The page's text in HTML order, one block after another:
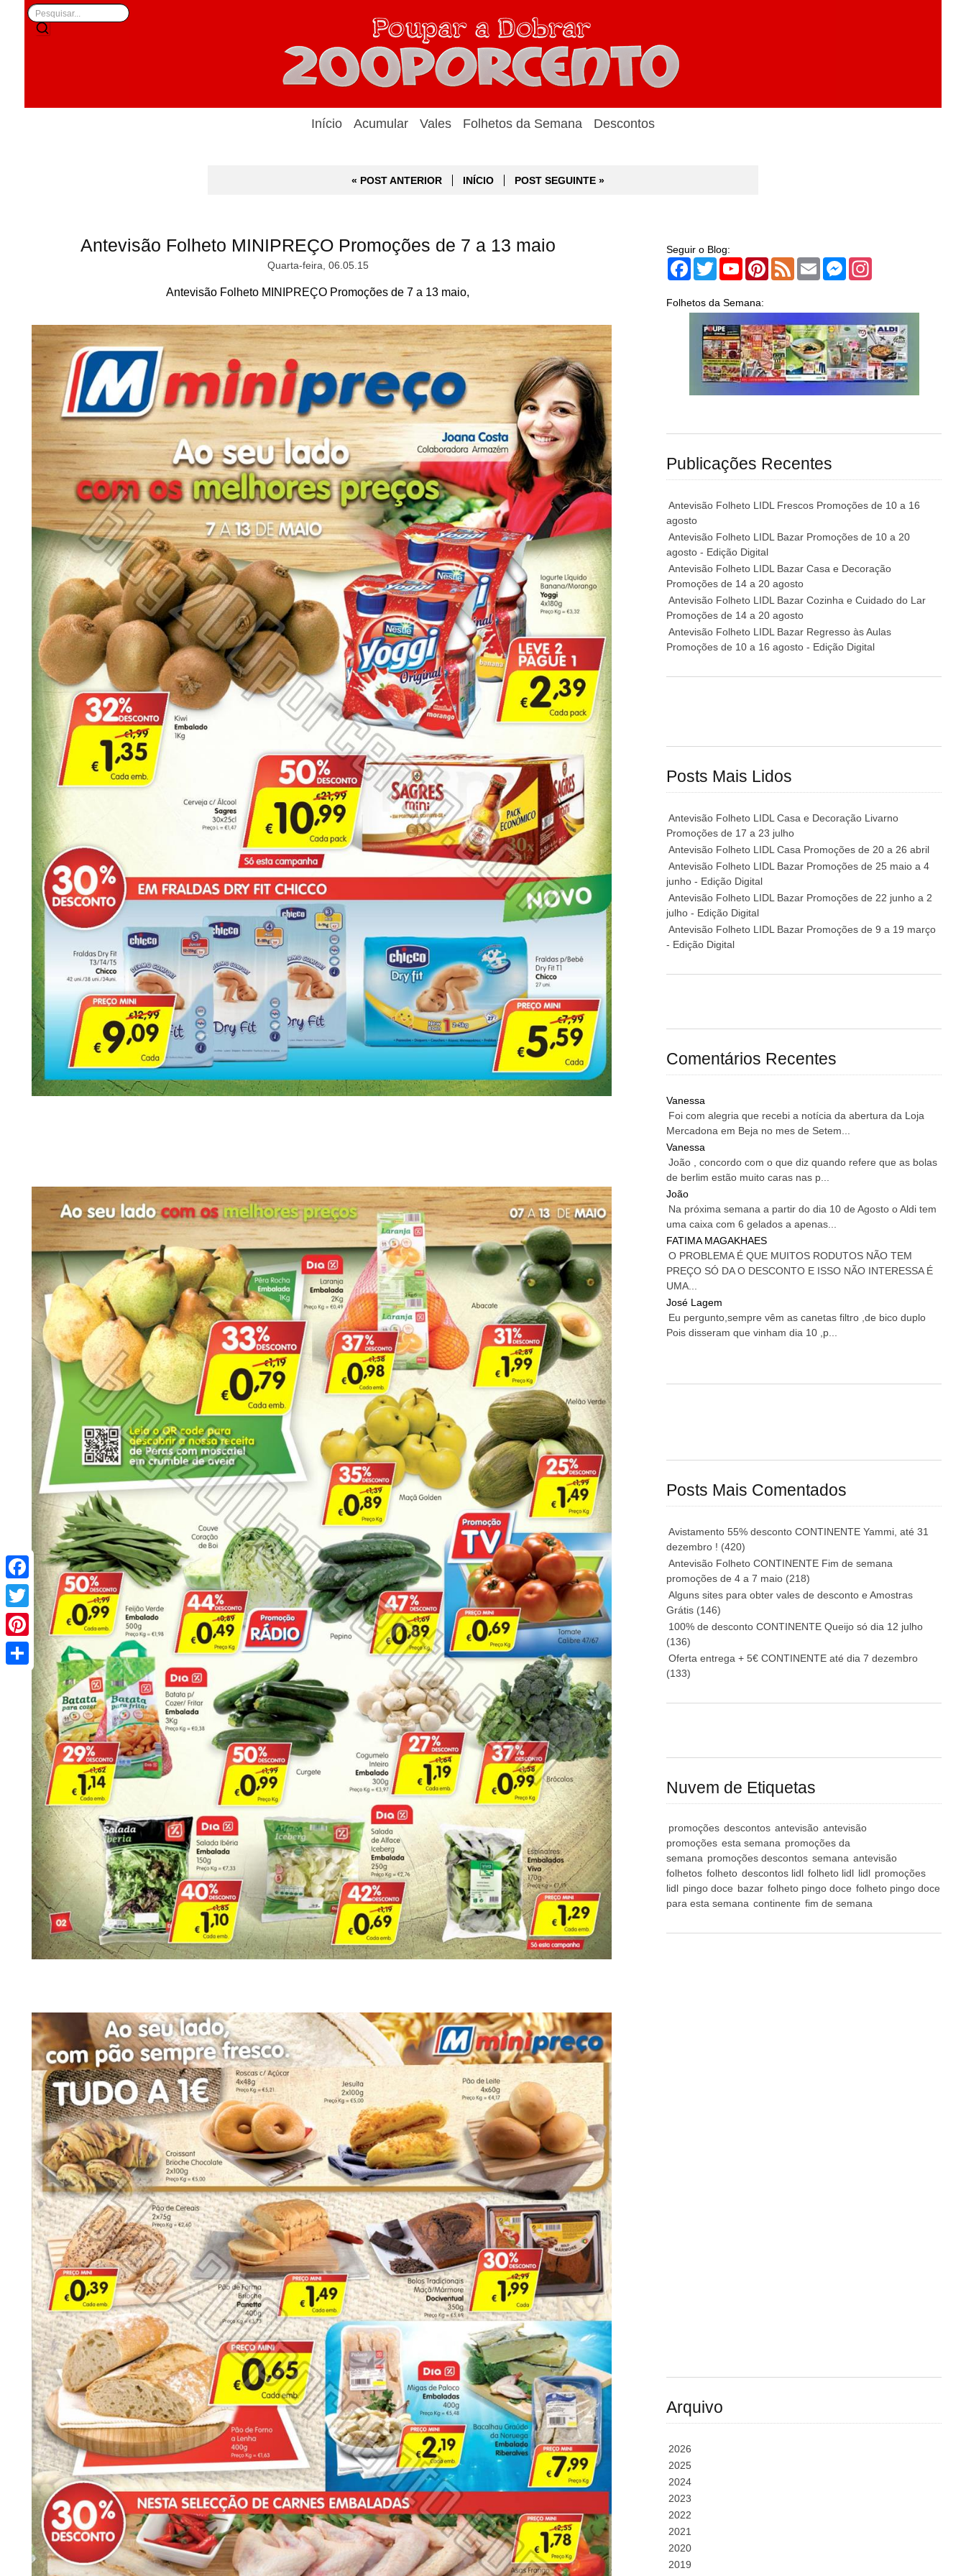
Início Acumular Vales Folhetos da Semana Descontos
« POST ANTERIOR INÍCIO POST SEGUINTE »
Antevisão Folheto MINIPREÇO Promoções de 7 a 13 maio
Quarta-feira, 06.05.15
Antevisão Folheto MINIPREÇO Promoções de 7 a 13 maio,
Seguir o Blog:
Facebook
TwitterYouTubePinterest
Feed Email Messenger
Folhetos da Semana:
Publicações Recentes
Antevisão Folheto LIDL Frescos Promoções de 10 a 16
agosto
Antevisão Folheto LIDL Bazar Promoções de 10 a 20
agosto - Edição Digital
Antevisão Folheto LIDL Bazar Casa e Decoração
Promoções de 14 a 20 agosto
Antevisão Folheto LIDL Bazar Cozinha e Cuidado do Lar
Promoções de 14 a 20 agosto
Antevisão Folheto LIDL Bazar Regresso às Aulas
Promoções de 10 a 16 agosto - Edição Digital
Posts Mais Lidos
Antevisão Folheto LIDL Casa e Decoração Livarno
Promoções de 17 a 23 julho
Antevisão Folheto LIDL Casa Promoções de 20 a 26 abril
Antevisão Folheto LIDL Bazar Promoções de 25 maio a 4
junho - Edição Digital
Antevisão Folheto LIDL Bazar Promoções de 22 junho a 2
julho - Edição Digital
Antevisão Folheto LIDL Bazar Promoções de 9 a 19 março
- Edição Digital
Comentários Recentes
Vanessa
Foi com alegria que recebi a notícia da abertura da Loja
Mercadona em Beja no mes de Setem...
Vanessa
João , concordo com o que diz quando refere que as bolas
de berlim estão muito caras nas p...
João
Na próxima semana a partir do dia 10 de Agosto o Aldi tem
uma caixa com 6 gelados a apenas...
FATIMA MAGAKHAES
O PROBLEMA É QUE MUITOS RODUTOS NÃO TEM
PREÇO SÓ DA O DESCONTO E ISSO NÃO INTERESSA É
UMA...
José Lagem
Eu pergunto,sempre vêm as canetas filtro ,de bico duplo
Pois disseram que vinham dia 10 ,p...
Posts Mais Comentados
Avistamento 55% desconto CONTINENTE Yammi, até 31
dezembro ! (420)
Antevisão Folheto CONTINENTE Fim de semana
promoções de 4 a 7 maio (218)
Alguns sites para obter vales de desconto e Amostras
Grátis (146)
100% de desconto CONTINENTE Queijo só dia 12 julho
(136)
Oferta entrega + 5€ CONTINENTE até dia 7 dezembro
(133)
Nuvem de Etiquetas
promoções descontos antevisão antevisão
promoções esta semana promoções da
semana promoções descontos semana antevisão
folhetos folheto descontos lidl folheto lidl lidl promoções
lidl pingo doce bazar folheto pingo doce folheto pingo doce
para esta semana continente fim de semana
Arquivo
2026
2025
2024
2023
2022
2021
2020
2019
Facebook
Twitter
Pinterest
Share